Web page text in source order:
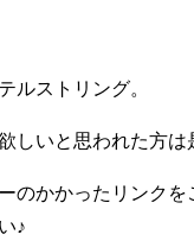
ルストリング。
しいと思われた方
のかかったリンク
♪